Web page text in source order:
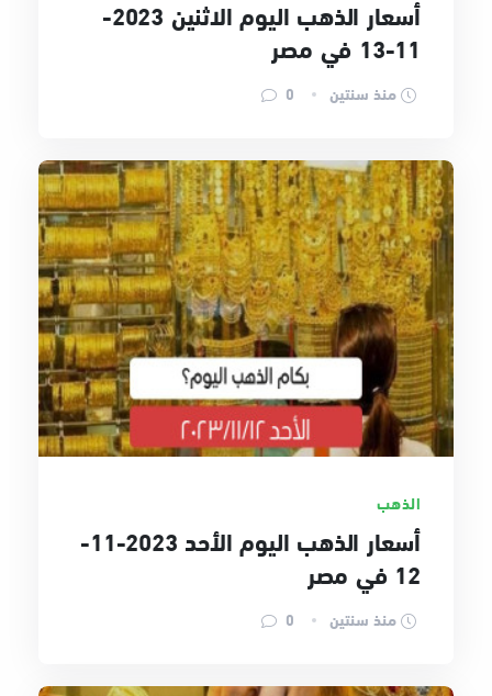
أسعار الذهب اليوم الاثنين 2023-
11-13 في مصر
منذ سنتين
الذهب
أسعار الذهب اليوم الأحد 2023-11-
12 في مصر
منذ سنتين